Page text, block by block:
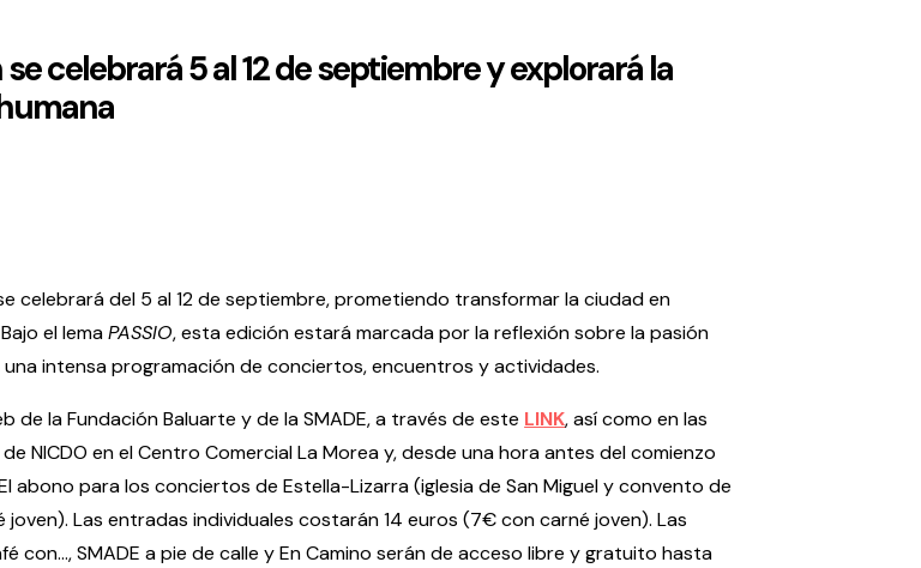
celebrará 5 al 12 de septiembre y explorará la
celebrará del 5 al 12 de septiembre, prometiendo transformar la ciudad en
el lemaPASSIO, esta edición estará marcada por la reflexión sobre la pasión
intensa programación de conciertos, encuentros y actividades.
la Fundación Baluarte y de la SMADE, a través de este LINK, así como en las
NICDO en el Centro Comercial La Morea y, desde una hora antes del comienzo
para los conciertos de Estella-Lizarra (iglesia de San Miguel y convento de
Las entradas individuales costarán 14 euros (7€ con carné joven). Las
con..., SMADE a pie de calle y En Camino serán de acceso libre y gratuito hasta